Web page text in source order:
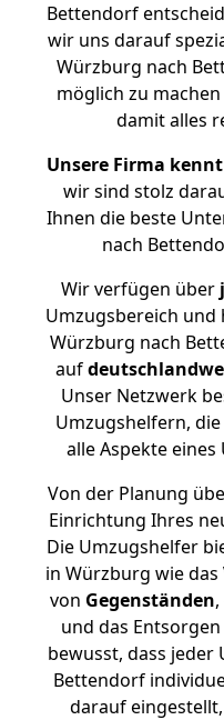
Bettendorf
wir uns darauf
Würzburg nach
möglich zu
damit alles
Unsere Firma
wir sind stolz
Ihnen die beste
nach
Wir verfügen über
Umzugsbereich und
Würzburg nach
auf
Unser Netzwerk
Umzugshelfern,
alle Aspekte
Von der Planung
Einrichtung Ihres
Die Umzugshelfer
in Würzburg wie das
von Gegenständen
und das
bewusst, dass jeder
Bettendorf
darauf